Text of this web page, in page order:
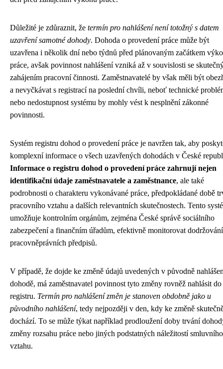
Důležité je zdůraznit, že termín pro nahlášení není totožný s datem
uzavření samotné dohody. Dohoda o provedení práce může být
uzavřena i několik dní nebo týdnů před plánovaným začátkem
práce, avšak povinnost nahlášení vzniká až v souvislosti se
zahájením pracovní činnosti. Zaměstnavatelé by však měli být
a nevyčkávat s registrací na poslední chvíli, neboť technické
nebo nedostupnost systému by mohly vést k nesplnění zákonné
povinnosti.
Systém registru dohod o provedení práce je navržen tak, aby
komplexní informace o všech uzavřených dohodách v České
Informace o registru dohod o provedení práce zahrnují nejen
identifikační údaje zaměstnavatele a zaměstnance, ale také
podrobnosti o charakteru vykonávané práce, předpokládané době
pracovního vztahu a dalších relevantních skutečnostech. Tento
umožňuje kontrolním orgánům, zejména České správě sociálního
zabezpečení a finančním úřadům, efektivně monitorovat dodržování
pracovněprávních předpisů.
V případě, že dojde ke změně údajů uvedených v původně
dohodě, má zaměstnavatel povinnost tyto změny rovněž nahlásit do
registru. Termín pro nahlášení změn je stanoven obdobně jako u
původního nahlášení, tedy nejpozději v den, kdy ke změně
dochází. To se může týkat například prodloužení doby trvání
změny rozsahu práce nebo jiných podstatných náležitostí smluvního
vztahu.